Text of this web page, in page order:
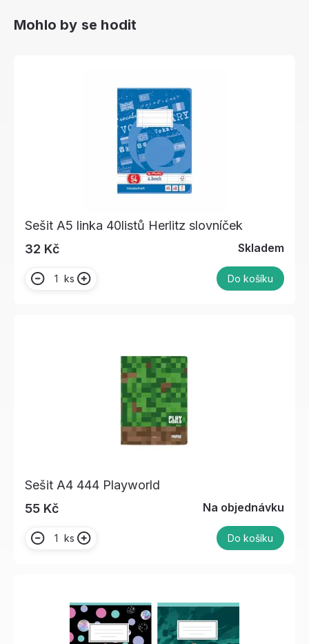
Mohlo by se hodit
Sešit A5 linka 40listů Herlitz slovníček
32 Kč
Skladem
ks Do košíku
Sešit A4 444 Playworld
55 Kč
Na objednávku
ks Do košíku